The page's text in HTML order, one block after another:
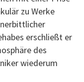
zu Werke
erschließt er
des
wiederum